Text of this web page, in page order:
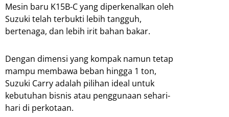
Mesin baru K15B-C yang diperkenalkan oleh
Suzuki telah terbukti lebih tangguh,
bertenaga, dan lebih irit bahan bakar.
Dengan dimensi yang kompak namun tetap
mampu membawa beban hingga 1 ton,
Suzuki Carry adalah pilihan ideal untuk
kebutuhan bisnis atau penggunaan sehari-
hari di perkotaan.